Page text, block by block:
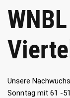
Unsere
Sonntag mit 61 -